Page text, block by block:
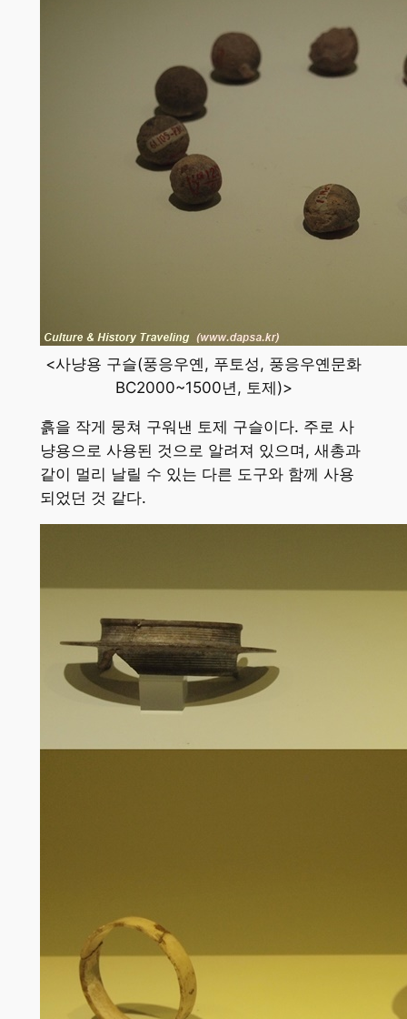
<사냥용 구슬(풍응우옌, 푸토성, 풍응우옌문화
BC2000~1500년, 토제)>
흙을 작게 뭉쳐 구워낸 토제 구슬이다. 주로 사
냥용으로 사용된 것으로 알려져 있으며, 새총과
같이 멀리 날릴 수 있는 다른 도구와 함께 사용
되었던 것 같다.